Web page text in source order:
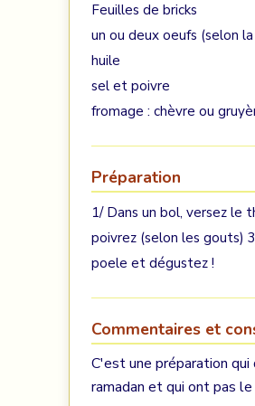
Feuilles de bricks
un ou deux oeufs (selon
huile
sel et poivre
fromage : chèvre ou
Préparation
1/ Dans un bol, versez le
poivrez (selon les gouts)
poele et dégustez !
Commentaires et
C'est une préparation
ramadan et qui ont pas